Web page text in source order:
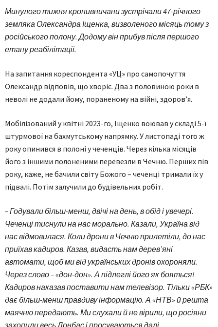
Минулого тижня кропивничани зустрічали 47-річного
земляка Олександра Іщенка, визволеного місяць тому з
російського полону. Додому він прибув після першого
етапу реабілітації.
На запитання кореспондента «УЦ» про самопочуття
Олександр відповів, що хворіє. Два з половиною роки в
неволі не додали йому, пораненому на війні, здоров’я.
Мобілізований у квітні 2023-го, Іщенко воював у складі 5-ї
штурмової на бахмутському напрямку. У листопаді того ж
року опинився в полоні у чеченців. Через кілька місяців
його з іншими полоненими перевезли в Чечню. Перших пів
року, каже, не бачили світу Божого – чеченці тримали їх у
підвалі. Потім залучили до будівельних робіт.
– Годували більш-менш, двічі на день, в обід і увечері.
Чеченці тиснули на нас морально. Казали, Україна від
нас відмовилася. Коли дрони в Чечню прилетіли, до нас
приїхав кадиров. Казав, видасть нам дерев’яні
автомати, щоб ми від українських дронів охороняли.
Через слово – «дон-дон». А підлеглі його як бояться!
Кадиров наказав поставити нам телевізор. Тільки «РБК»
дає більш-менш правдиву інформацію. А «НТВ» й решта
маячню передають. Ми слухали й не вірили, що росіяни
захопили весь Донбас і просуваються далі…